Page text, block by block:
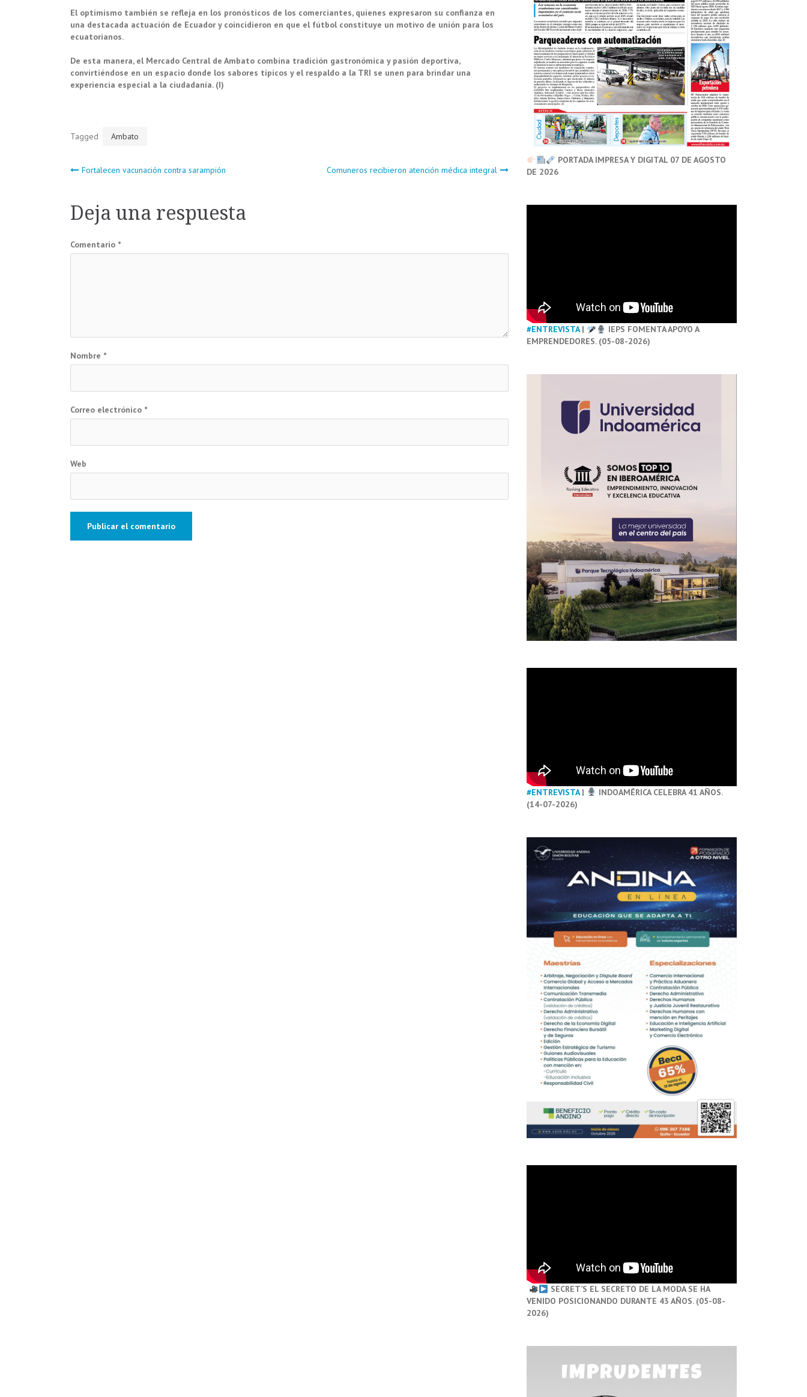
El optimismo también se refleja en los pronósticos de los comerciantes, quienes expresaron su confianza en
una destacada actuación de Ecuador y coincidieron en que el fútbol constituye un motivo de unión para los
ecuatorianos.
De esta manera, el Mercado Central de Ambato combina tradición gastronómica y pasión deportiva,
convirtiéndose en un espacio donde los sabores típicos y el respaldo a la TRI se unen para brindar una
experiencia especial a la ciudadanía. (I)
Tagged Ambato
Navegación
de
entradas
Fortalecen vacunación contra sarampión Comuneros recibieron atención médica integral
Deja una respuesta
Comentario *
Nombre *
Correo electrónico *
Web
PORTADA IMPRESA Y DIGITAL 07 DE AGOSTO
DE 2026
#ENTREVISTA|
IEPS FOMENTA APOYO A
EMPRENDEDORES. (05-08-2026)
#ENTREVISTA|
INDOAMÉRICA CELEBRA 41 AÑOS.
(14-07-2026)
SECRET’S EL SECRETO DE LA MODA SE HA
VENIDO POSICIONANDO DURANTE 43 AÑOS. (05-08-
2026)